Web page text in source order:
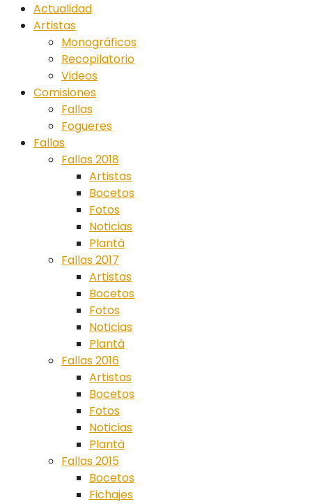
Actualidad
Artistas
Monográficos
Recopilatorio
Videos
Comisiones
Fallas
Fogueres
Fallas
Fallas 2018
Artistas
Bocetos
Fotos
Noticias
Plantá
Fallas 2017
Artistas
Bocetos
Fotos
Noticias
Plantà
Fallas 2016
Artistas
Bocetos
Fotos
Noticias
Plantà
Fallas 2015
Bocetos
Fichajes